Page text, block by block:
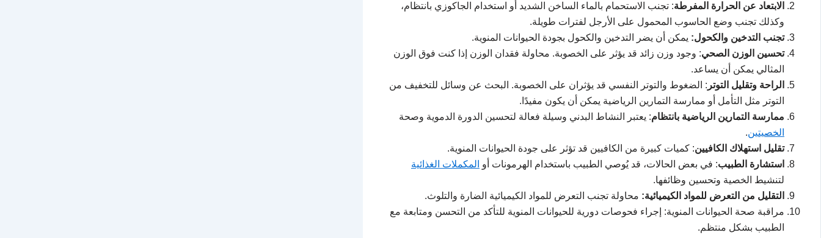
الابتعاد عن الحرارة المفرطة: تجنب الاستحمام بالماء الساخن الشديد أو استخدام الجاكوزي بانتظام،
وكذلك تجنب وضع الحاسوب المحمول على الأرجل لفترات طويلة.
تجنب التدخين والكحول: يمكن أن يضر التدخين والكحول بجودة الحيوانات المنوية.
تحسين الوزن الصحي: وجود وزن زائد قد يؤثر على الخصوبة. محاولة فقدان الوزن إذا كنت فوق الوزن
المثالي يمكن أن يساعد.
الراحة وتقليل التوتر : الضغوط والتوتر النفسي قد يؤثران على الخصوبة. البحث عن وسائل للتخفيف من
التوتر مثل التأمل أو ممارسة التمارين الرياضية يمكن أن يكون مفيدًا.
ممارسة التمارين الرياضية بانتظام: يعتبر النشاط البدني وسيلة فعالة لتحسين الدورة الدموية وصحة
الخصيتين.
تقليل استهلاك الكافيين: كميات كبيرة من الكافيين قد تؤثر على جودة الحيوانات المنوية.
استشارة الطبيب: في بعض الحالات، قد يُوصي الطبيب باستخدام الهرمونات أو المكملات الغذائية
لتنشيط الخصية وتحسين وظائفها.
التقليل من التعرض للمواد الكيميائية: محاولة تجنب التعرض للمواد الكيميائية الضارة والتلوث.
مراقبة صحة الحيوانات المنوية: إجراء فحوصات دورية للحيوانات المنوية للتأكد من التحسن ومتابعة مع
الطبيب بشكل منتظم.